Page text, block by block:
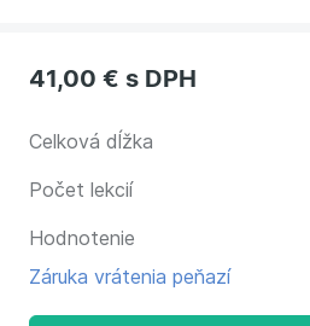
41,00 € s DPH
Celková dĺžka
Počet lekcií
Hodnotenie
Záruka vrátenia peňazí